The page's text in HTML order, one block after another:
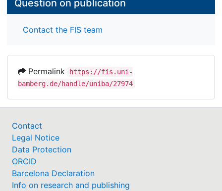
Question on publication
Contact the FIS team
Permalink
https://fis.uni-
bamberg.de/handle/uniba/27974
Contact
Legal Notice
Data Protection
ORCID
Barcelona Declaration
Info on research and publishing